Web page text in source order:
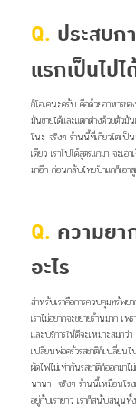
Q. ประสบก
แรกเป็นไป
ก็โอเคนะครับ คือด้วยอาหารข
มันขายได้และแตกต่างด้วยตัวมัน
โนะ จริงๆ ร้านนี้ที่เกียวโตเป็
เดียว เราไปได้สูตรแกมา จะเ
มาอีก ก่อนกลับไทยป้าแกก็เอา
Q. ความยา
อะไร
สำหรับเราคือการควบคุมทรัพ
เราไม่อยากจะขยายร้านมาก เ
และบริการให้ดีจะเหมาะสมกว่
เปลี่ยนพ่อครัวรสชาติก็เปลี่ยน
ผัดไฟไม่เท่ากันรสชาติก็ออกม
นานา จริงๆ ร้านนี้เหมือนโรง
อยู่กับเรายาว เราก็สนับสนุน